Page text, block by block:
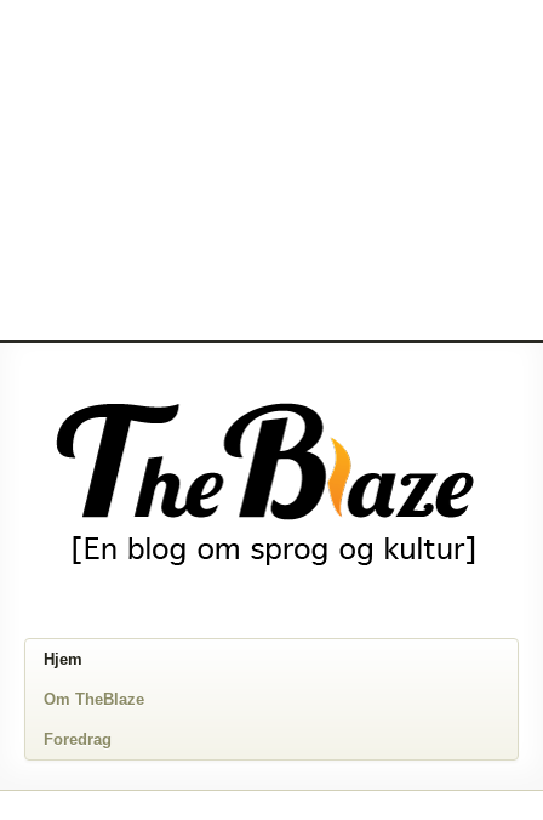
Hjem
Om TheBlaze
Foredrag